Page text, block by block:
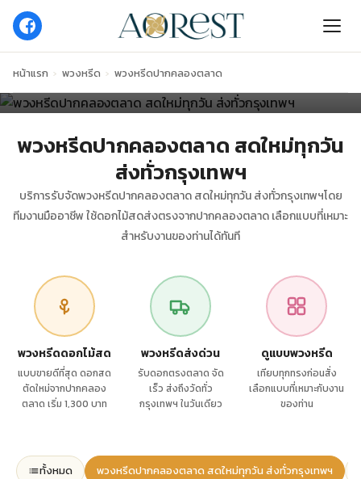
หน้าแรก › พวงหรีด › พวงหรีดปากคลองตลาด
พวงหรีดปากคลองตลาด สดใหม่ทุกวัน ส่งทั่ว
กรุงเทพฯ
พวงหรีดปากคลองตลาด สดใหม่ทุกวัน
ส่งทั่วกรุงเทพฯ
บริการรับจัดพวงหรีดปากคลองตลาด สดใหม่ทุกวัน ส่งทั่วกรุงเทพฯโดย
ทีมงานมืออาชีพ ใช้ดอกไม้สดส่งตรงจากปากคลองตลาด เลือกแบบที่เหมาะ
สำหรับงานของท่านได้ทันที
พวงหรีดดอกไม้สด
แบบขายดีที่สุด ดอกสด
ตัดใหม่จากปากคลอง
ตลาด เริ่ม 1,300 บาท
พวงหรีดส่งด่วน
รับดอกตรงตลาด จัด
เร็ว ส่งถึงวัดทั่ว
กรุงเทพฯ ในวันเดียว
ดูแบบพวงหรีด
เทียบทุกทรงก่อนสั่ง
เลือกแบบที่เหมาะกับงาน
ของท่าน
ทั้งหมด พวงหรีดปากคลองตลาด สดใหม่ทุกวัน ส่งทั่วกรุงเทพฯ